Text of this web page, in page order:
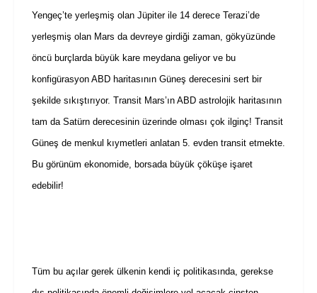
Yengeç’te yerleşmiş olan Jüpiter ile 14 derece Terazi’de
yerleşmiş olan Mars da devreye girdiği zaman, gökyüzünde
öncü burçlarda büyük kare meydana geliyor ve bu
konfigürasyon ABD haritasının Güneş derecesini sert bir
şekilde sıkıştırıyor. Transit Mars’ın ABD astrolojik haritasının
tam da Satürn derecesinin üzerinde olması çok ilginç! Transit
Güneş de menkul kıymetleri anlatan 5. evden transit etmekte.
Bu görünüm ekonomide, borsada büyük çöküşe işaret
edebilir!
Tüm bu açılar gerek ülkenin kendi iç politikasında, gerekse